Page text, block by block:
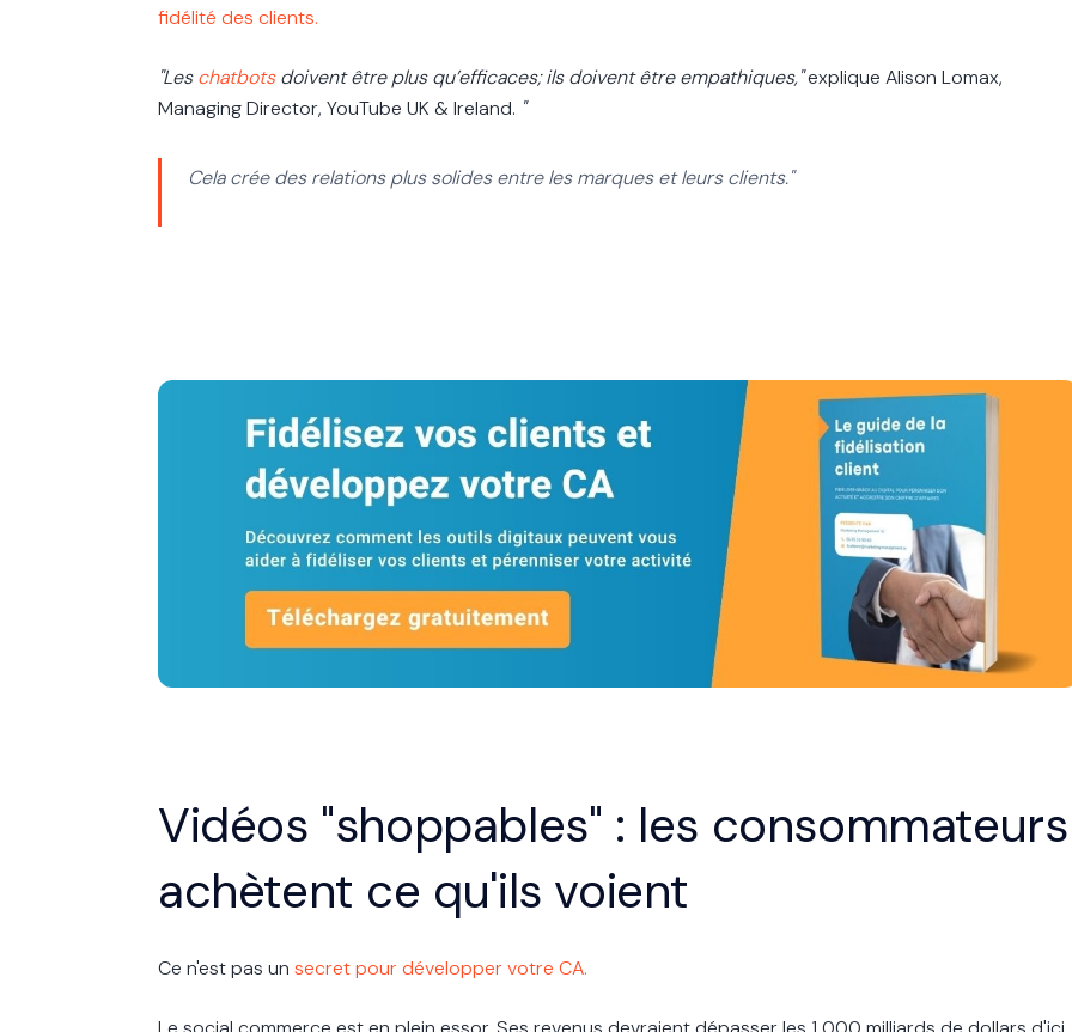
fidélité des clients.
"Leschatbotsdoivent être plus qu’efficaces; ils doivent être empathiques,"explique Alison Lomax,
Managing Director, YouTube UK & Ireland. "
Cela crée des relations plus solides entre les marques et leurs clients."
Vidéos "shoppables" : les consommateurs
achètent ce qu'ils voient
Ce n'est pas un secret pour développer votre CA.